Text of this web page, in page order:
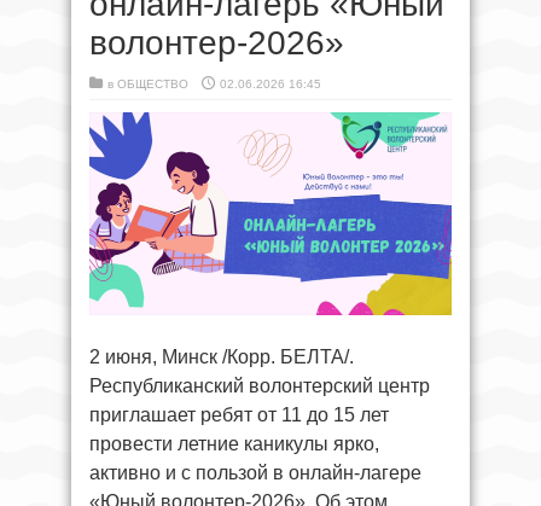
волонтер-2026»
в ОБЩЕСТВО 02.06.2026 16:45
2 июня, Минск /Корр. БЕЛТА/.
Республиканский волонтерский центр
приглашает ребят от 11 до 15 лет
провести летние каникулы ярко,
активно и с пользой в онлайн-лагере
«Юный волонтер-2026». Об этом